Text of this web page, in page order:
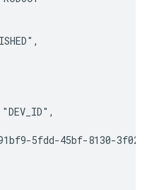
5fdd-45bf-8130-